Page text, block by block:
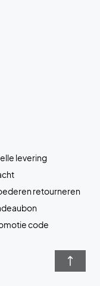
levering
retourneren
code